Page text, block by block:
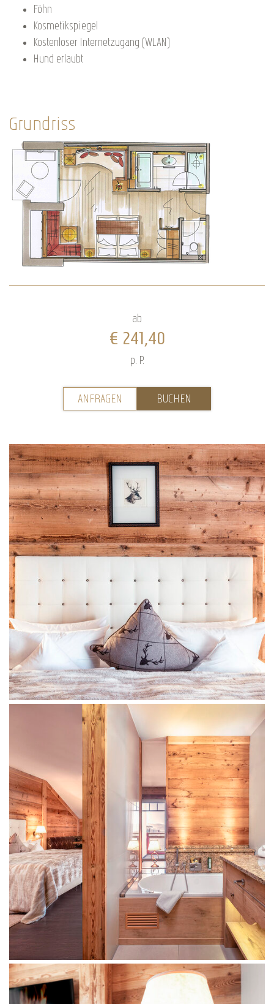
Föhn
Kosmetikspiegel
Kostenloser Internetzugang (WLAN)
Hund erlaubt
Grundriss
ab
€ 241,40
p. P.
ANFRAGEN BUCHEN